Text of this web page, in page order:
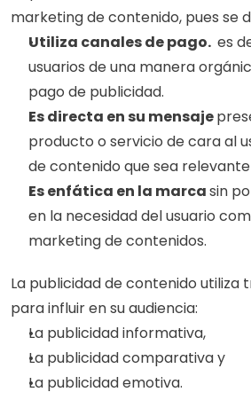
marketing de contenido, pues se
Utiliza canales de pago. es
usuarios de una manera
pago de publicidad.
Es directa en su mensaje
producto o servicio de cara al
de contenido que sea
Es enfática en la marca sin
en la necesidad del usuario
marketing de contenidos.
La publicidad de contenido utiliza
para influir en su audiencia:
La publicidad informativa,
La publicidad comparativa y
La publicidad emotiva.